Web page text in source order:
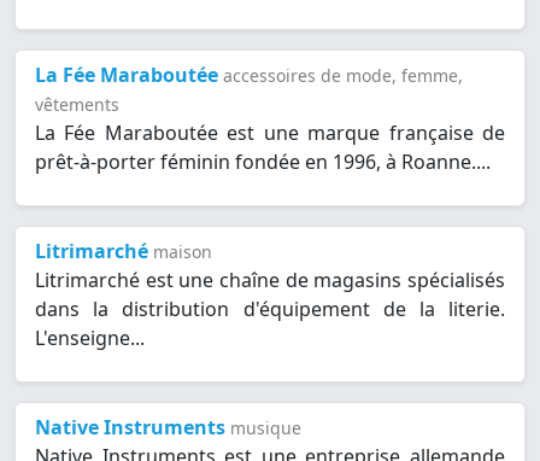
La Fée Maraboutée accessoires de mode, femme,
vêtements
La Fée Maraboutée est une marque française de
prêt-à-porter féminin fondée en 1996, à Roanne....
Litrimarché maison
Litrimarché est une chaîne de magasins spécialisés
dans la distribution d'équipement de la literie.
L'enseigne...
Native Instruments musique